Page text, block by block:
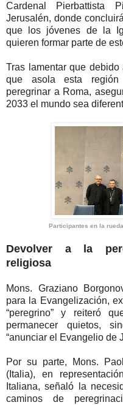
Cardenal Pierbattista
Jerusalén, donde
que los jóvenes de la
quieren formar parte de
Tras lamentar que
que asola esta
peregrinar a Roma,
2033 el mundo sea
Participantes en la
Devolver a la
religiosa
Mons. Graziano
para la Evangelización,
“peregrino” y reiteró
permanecer quietos,
“anunciar el Evangelio de
Por su parte, Mons.
(Italia), en
Italiana, señaló la
caminos de